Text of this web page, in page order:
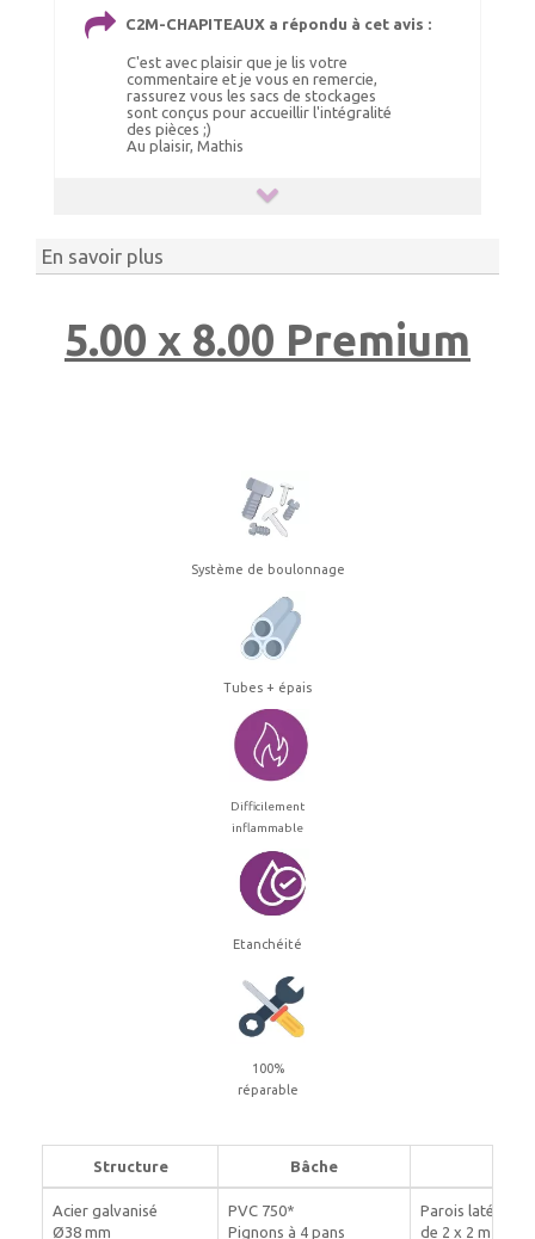
SET DE CONTREVENTEMENT
185.00 € TTC livré
190.00 €
C2M-CHAPITEAUX a répondu à cet avis :
C'est avec plaisir que je lis votre
commentaire et je vous en remercie,
rassurez vous les sacs de stockages
sont conçus pour accueillir l'intégralité
des pièces ;)
Au plaisir, Mathis
En savoir plus
5.00 x 8.00 Premium
Système de boulonnage
Tubes + épais
Difficilement
inflammable
Etanchéité
100%
réparable
Structure Bâche
Acier galvanisé
Ø38 mm
PVC 750*
Pignons à 4 pans
Parois latérales
de 2 x 2 m avec